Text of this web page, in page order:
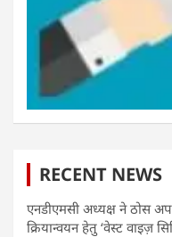
RECENT NEWS
एनडीएमसी अध्यक्ष ने ठोस
क्रियान्वयन हेतु ‘वेस्ट वाइज़